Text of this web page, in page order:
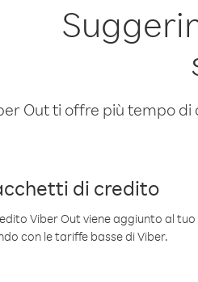
Out ti offre più tempo di
di credito
Viber Out viene aggiunto al
con le tariffe basse di Viber.